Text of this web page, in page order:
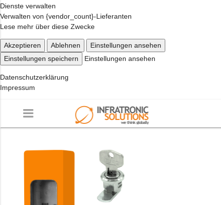
Dienste verwalten
Verwalten von {vendor_count}-Lieferanten
Lese mehr über diese Zwecke
Akzeptieren Ablehnen
Einstellungen ansehen
Einstellungen speichern
Einstellungen ansehen
Datenschutzerklärung
Impressum